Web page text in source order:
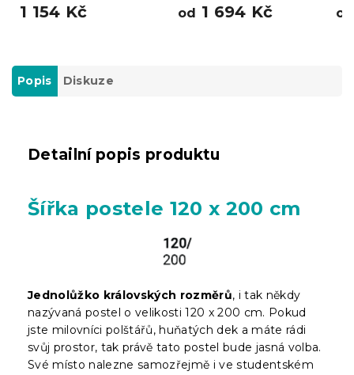
1 154 Kč od 1 694 Kč od
Popis Diskuze
Detailní popis produktu
Šířka postele 120 x 200 cm
Jednolůžko královských rozměrů, i tak někdy
nazývaná postel o velikosti 120 x 200 cm. Pokud
jste milovníci polštářů, huňatých dek a máte rádi
svůj prostor, tak právě tato postel bude jasná volba.
Své místo nalezne samozřejmě i ve studentském